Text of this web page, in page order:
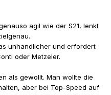
agil wie der S21, lenkt
unhandlicher und erfordert
oder Metzeler.
als gewollt. Man wollte die
aber bei Top-Speed auf